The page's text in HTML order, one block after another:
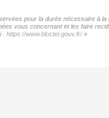
pour la durée nécessaire à la
vous concernant et les faire
: https://www.bloctel.gouv.fr/»